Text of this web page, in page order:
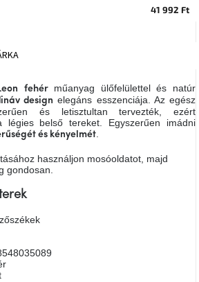
41 992 Ft
fehérműanyag ülőfelülettel és natúr
design elegáns esszenciája. Az egész
és letisztultan tervezték, ezért
légies belső tereket. Egyszerűen imádni
és kényelmét.
használjon mosóoldatot, majd
gondosan.